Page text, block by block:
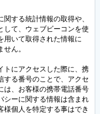
する統計情報の取得や、
して、ウェブビーコンを使
用いて取得された情報に
ん。
トにアクセスした際に、携
する番号のことで、アクセ
は、お客様の携帯電話番号
シーに関する情報は含まれ
様個人を特定する事はでき